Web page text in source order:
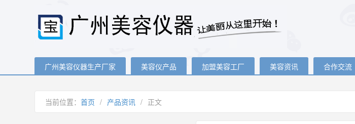
广州美容仪器生产厂家 美容仪产品 加盟美容工厂 美容资讯 合作交流
当前位置： 首页 / 产品资讯 / 正文